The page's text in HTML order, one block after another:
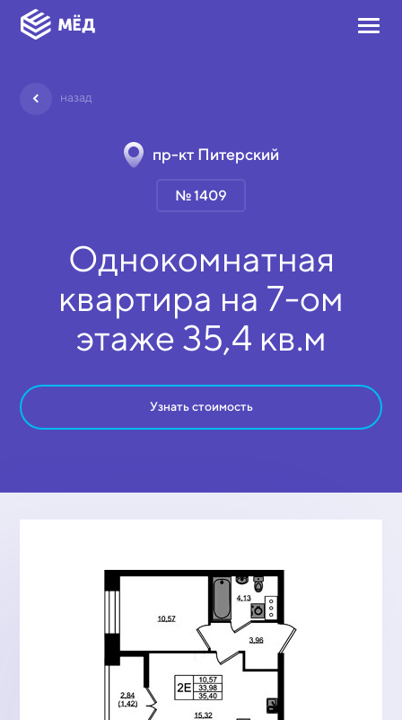
назад
пр-кт Питерский
№ 1409
Однокомнатная
квартира на 7-ом
этаже 35,4 кв.м
Узнать стоимость